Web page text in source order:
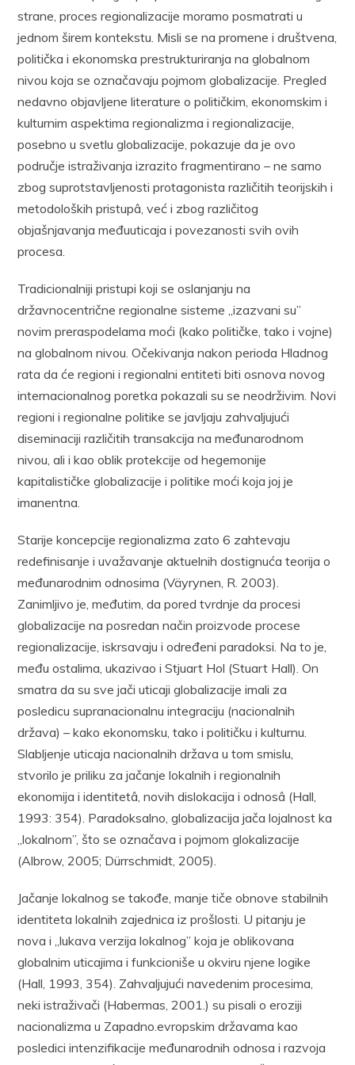
strane, proces regionalizacije moramo posmatrati u
jednom širem kontekstu. Misli se na promene i društvena,
politička i ekonomska prestrukturiranja na globalnom
nivou koja se označavaju pojmom globalizacije. Pregled
nedavno objavljene literature o političkim, ekonomskim i
kulturnim aspektima regionalizma i regionalizacije,
posebno u svetlu globalizacije, pokazuje da je ovo
područje istraživanja izrazito fragmentirano – ne samo
zbog suprotstavljenosti protagonista različitih teorijskih i
metodoloških pristupâ, već i zbog različitog
objašnjavanja međuuticaja i povezanosti svih ovih
procesa.
Tradicionalniji pristupi koji se oslanjanju na
državnocentrične regionalne sisteme „izazvani su”
novim preraspodelama moći (kako političke, tako i vojne)
na globalnom nivou. Očekivanja nakon perioda Hladnog
rata da će regioni i regionalni entiteti biti osnova novog
internacionalnog poretka pokazali su se neodrživim. Novi
regioni i regionalne politike se javljaju zahvaljujući
diseminaciji različitih transakcija na međunarodnom
nivou, ali i kao oblik protekcije od hegemonije
kapitalističke globalizacije i politike moći koja joj je
imanentna.
Starije koncepcije regionalizma zato 6 zahtevaju
redefinisanje i uvažavanje aktuelnih dostignuća teorija o
međunarodnim odnosima (Väyrynen, R. 2003).
Zanimljivo je, međutim, da pored tvrdnje da procesi
globalizacije na posredan način proizvode procese
regionalizacije, iskrsavaju i određeni paradoksi. Na to je,
među ostalima, ukazivao i Stjuart Hol (Stuart Hall). On
smatra da su sve jači uticaji globalizacije imali za
posledicu supranacionalnu integraciju (nacionalnih
država) – kako ekonomsku, tako i političku i kulturnu.
Slabljenje uticaja nacionalnih država u tom smislu,
stvorilo je priliku za jačanje lokalnih i regionalnih
ekonomija i identitetâ, novih dislokacija i odnosâ (Hall,
1993: 354). Paradoksalno, globalizacija jača lojalnost ka
„lokalnom”, što se označava i pojmom glokalizacije
(Albrow, 2005; Dürrschmidt, 2005).
Jačanje lokalnog se takođe, manje tiče obnove stabilnih
identiteta lokalnih zajednica iz prošlosti. U pitanju je
nova i „lukava verzija lokalnog” koja je oblikovana
globalnim uticajima i funkcioniše u okviru njene logike
(Hall, 1993, 354). Zahvaljujući navedenim procesima,
neki istraživači (Habermas, 2001.) su pisali o eroziji
nacionalizma u Zapadno.evropskim državama kao
posledici intenzifikacije međunarodnih odnosa i razvoja